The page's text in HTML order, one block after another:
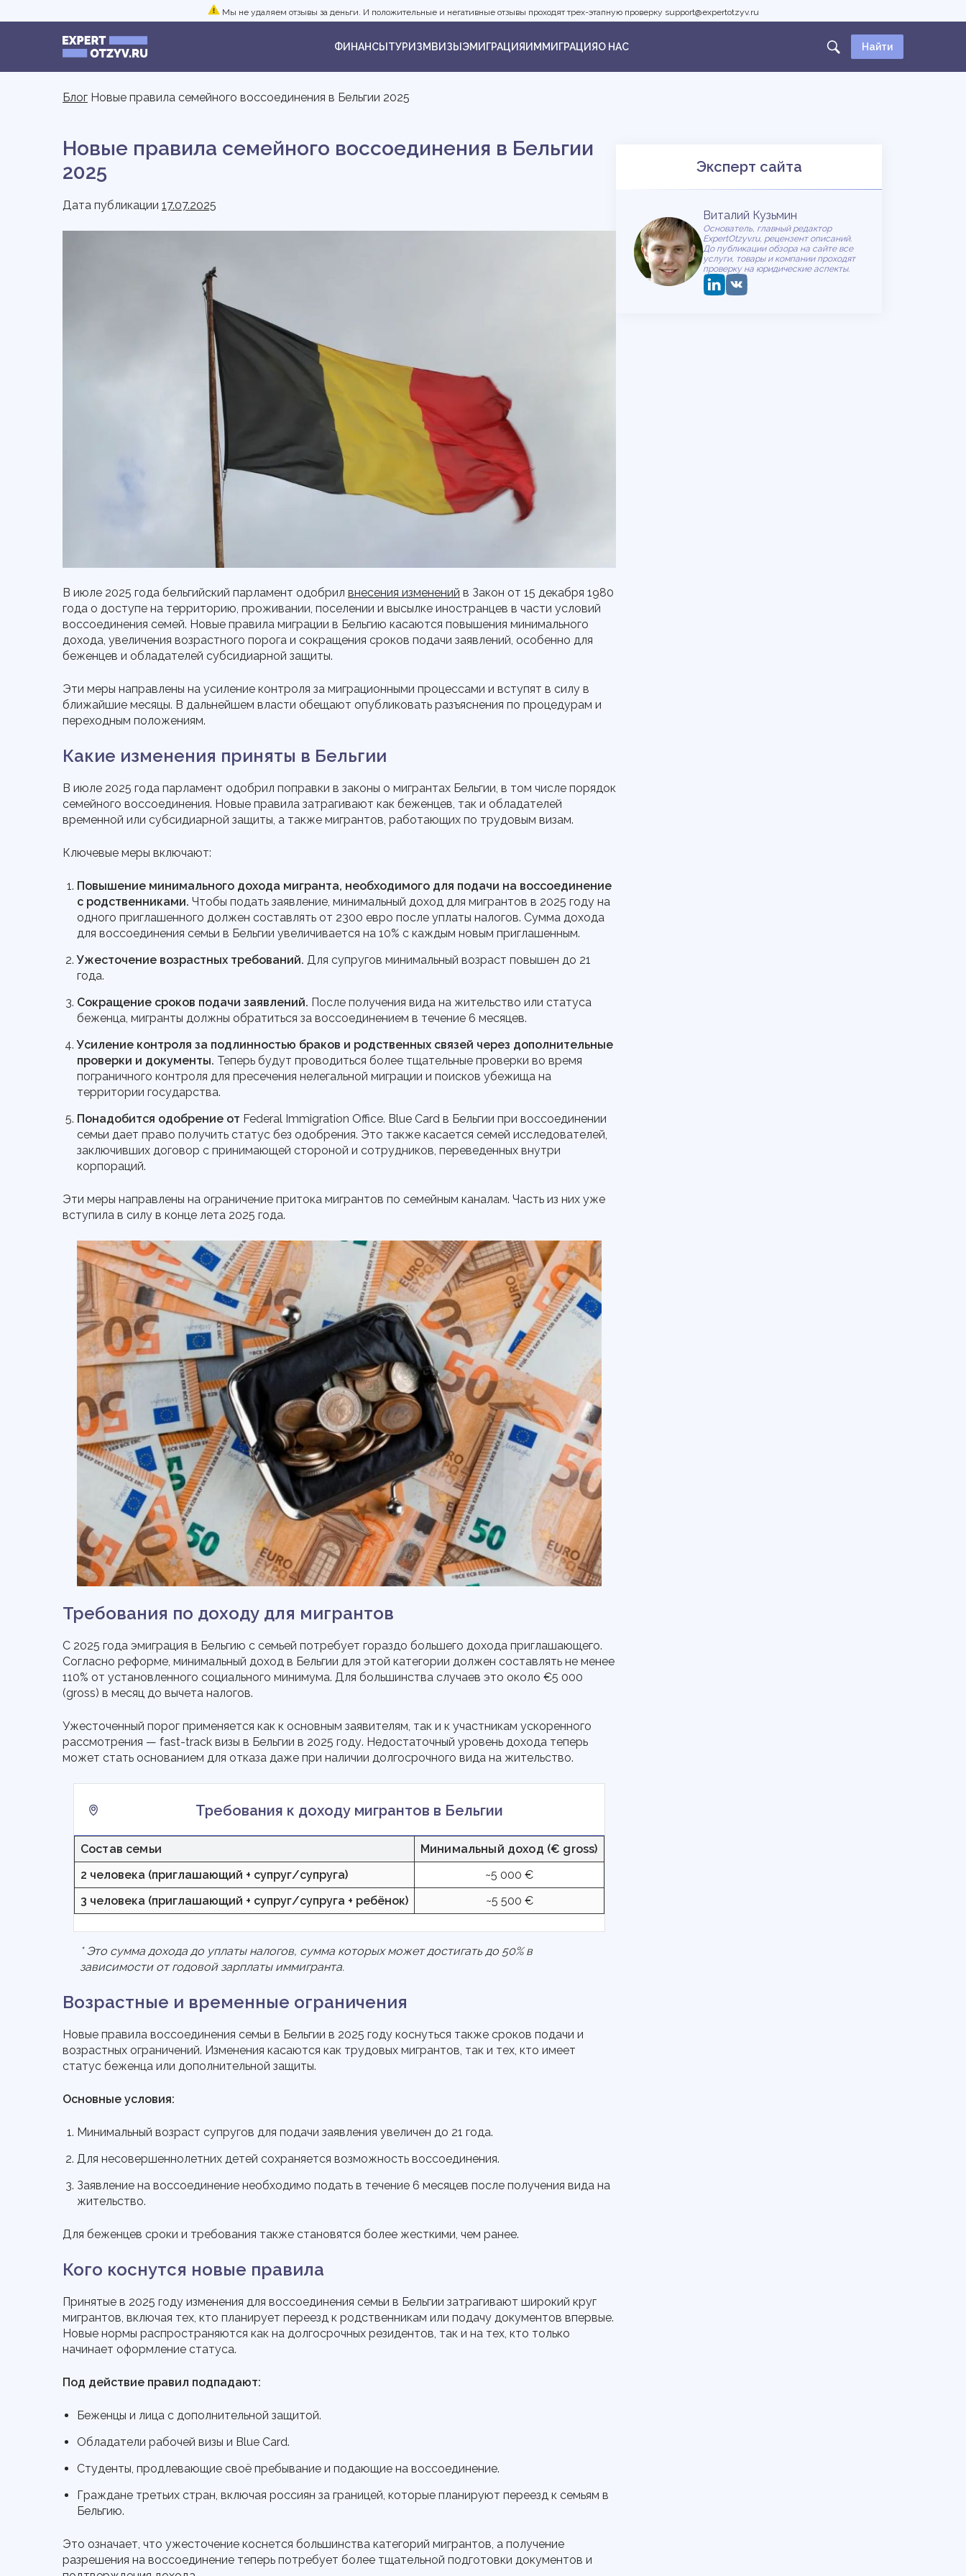
Мы не удаляем отзывы за деньги. И положительные и негативные отзывы проходят трех-этапную проверку support@expertotzyv.ru
ФИНАНСЫТУРИЗМВИЗЫЭМИГРАЦИЯИММИГРАЦИЯО НАС Поиск:
Блог Новые правила семейного воссоединения в Бельгии 2025
Новые правила семейного воссоединения в Бельгии
2025
Дата публикации 17.07.2025
В июле 2025 года бельгийский парламент одобрил внесения изменений в Закон от 15 декабря 1980
года о доступе на территорию, проживании, поселении и высылке иностранцев в части условий
воссоединения семей. Новые правила миграции в Бельгию касаются повышения минимального
дохода, увеличения возрастного порога и сокращения сроков подачи заявлений, особенно для
беженцев и обладателей субсидиарной защиты.
Эти меры направлены на усиление контроля за миграционными процессами и вступят в силу в
ближайшие месяцы. В дальнейшем власти обещают опубликовать разъяснения по процедурам и
переходным положениям.
Какие изменения приняты в Бельгии
В июле 2025 года парламент одобрил поправки в законы о мигрантах Бельгии, в том числе порядок
семейного воссоединения. Новые правила затрагивают как беженцев, так и обладателей
временной или субсидиарной защиты, а также мигрантов, работающих по трудовым визам.
Ключевые меры включают:
Повышение минимального дохода мигранта, необходимого для подачи на воссоединение
с родственниками. Чтобы подать заявление, минимальный доход для мигрантов в 2025 году на
одного приглашенного должен составлять от 2300 евро после уплаты налогов. Сумма дохода
для воссоединения семьи в Бельгии увеличивается на 10% с каждым новым приглашенным.
Ужесточение возрастных требований. Для супругов минимальный возраст повышен до 21
года.
Сокращение сроков подачи заявлений. После получения вида на жительство или статуса
беженца, мигранты должны обратиться за воссоединением в течение 6 месяцев.
Усиление контроля за подлинностью браков и родственных связей через дополнительные
проверки и документы. Теперь будут проводиться более тщательные проверки во время
пограничного контроля для пресечения нелегальной миграции и поисков убежища на
территории государства.
Понадобится одобрение от Federal Immigration Office. Blue Card в Бельгии при воссоединении
семьи дает право получить статус без одобрения. Это также касается семей исследователей,
заключивших договор с принимающей стороной и сотрудников, переведенных внутри
корпораций.
Эти меры направлены на ограничение притока мигрантов по семейным каналам. Часть из них уже
вступила в силу в конце лета 2025 года.
Требования по доходу для мигрантов
С 2025 года эмиграция в Бельгию с семьей потребует гораздо большего дохода приглашающего.
Согласно реформе, минимальный доход в Бельгии для этой категории должен составлять не менее
110% от установленного социального минимума. Для большинства случаев это около €5 000
(gross) в месяц до вычета налогов.
Ужесточенный порог применяется как к основным заявителям, так и к участникам ускоренного
рассмотрения — fast-track визы в Бельгии в 2025 году. Недостаточный уровень дохода теперь
может стать основанием для отказа даже при наличии долгосрочного вида на жительство.
Требования к доходу мигрантов в Бельгии
Состав семьи
Минимальный доход (€ gross)
2 человека (приглашающий + супруг/супруга)
~5 000 €
3 человека (приглашающий + супруг/супруга + ребёнок)
~5 500 €
* Это сумма дохода до уплаты налогов, сумма которых может достигать до 50% в
зависимости от годовой зарплаты иммигранта.
Возрастные и временные ограничения
Новые правила воссоединения семьи в Бельгии в 2025 году коснуться также сроков подачи и
возрастных ограничений. Изменения касаются как трудовых мигрантов, так и тех, кто имеет
статус беженца или дополнительной защиты.
Основные условия:
Минимальный возраст супругов для подачи заявления увеличен до 21 года.
Для несовершеннолетних детей сохраняется возможность воссоединения.
Заявление на воссоединение необходимо подать в течение 6 месяцев после получения вида на
жительство.
Для беженцев сроки и требования также становятся более жесткими, чем ранее.
Кого коснутся новые правила
Принятые в 2025 году изменения для воссоединения семьи в Бельгии затрагивают широкий круг
мигрантов, включая тех, кто планирует переезд к родственникам или подачу документов впервые.
Новые нормы распространяются как на долгосрочных резидентов, так и на тех, кто только
начинает оформление статуса.
Под действие правил подпадают:
Беженцы и лица с дополнительной защитой.
Обладатели рабочей визы и Blue Card.
Студенты, продлевающие своё пребывание и подающие на воссоединение.
Граждане третьих стран, включая россиян за границей, которые планируют переезд к семьям в
Бельгию.
Это означает, что ужесточение коснется большинства категорий мигрантов, а получение
разрешения на воссоединение теперь потребует более тщательной подготовки документов и
Эксперт сайта
Виталий Кузьмин
Основатель, главный редактор
ExpertOtzyv.ru, рецензент описаний.
До публикации обзора на сайте все
услуги, товары и компании проходят
проверку на юридические аспекты.